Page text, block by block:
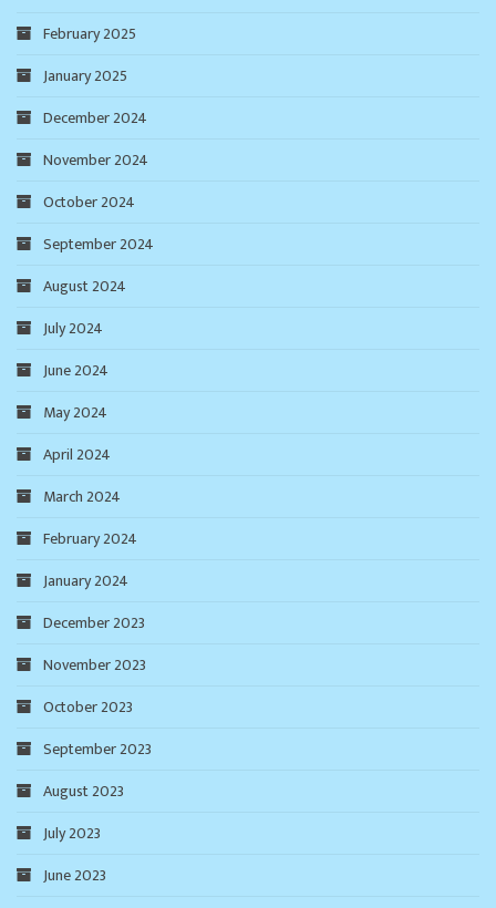
February 2025
January 2025
December 2024
November 2024
October 2024
September 2024
August 2024
July 2024
June 2024
May 2024
April 2024
March 2024
February 2024
January 2024
December 2023
November 2023
October 2023
September 2023
August 2023
July 2023
June 2023